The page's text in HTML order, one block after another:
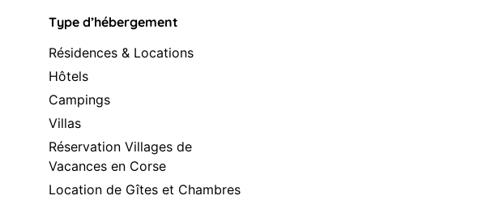
Type d’hébergement
Résidences & Locations
Hôtels
Campings
Villas
Réservation Villages de
Vacances en Corse
Location de Gîtes et Chambres